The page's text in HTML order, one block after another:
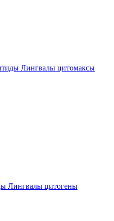
Лингвалы цитомаксы
Лингвалы цитогены